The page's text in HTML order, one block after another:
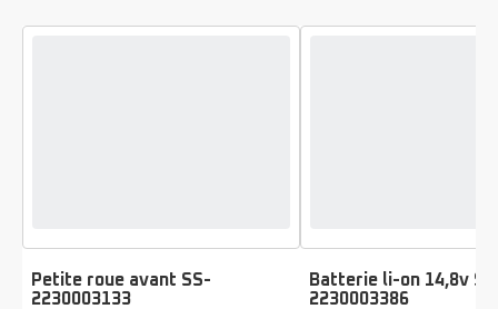
Petite roue avant SS-
2230003133
Batterie li-on 14,8v
2230003386